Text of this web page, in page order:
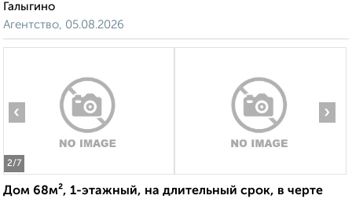
Галыгино
Агентство, 05.08.2026
2/7
‹ ›
Дом 68м², 1-этажный, на длительный срок, в черте